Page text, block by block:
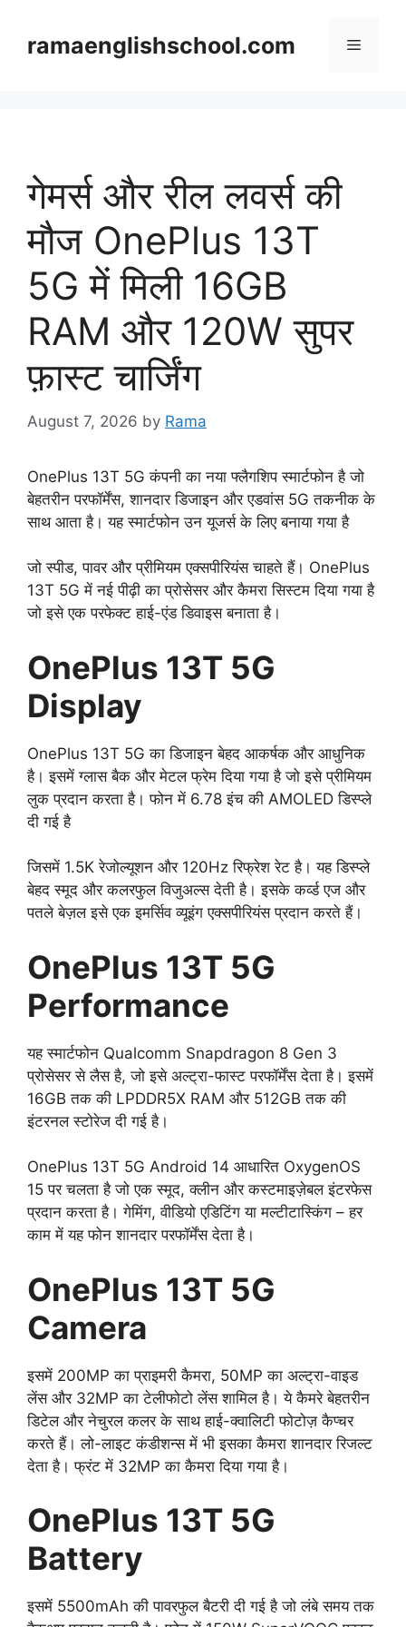
contentramaenglishschool.com Menu
गेमर्स और रील लवर्स की
मौज OnePlus 13T
5G में मिली 16GB
RAM और 120W सुपर
फ़ास्ट चार्जिंग
August 7, 2026 by Rama
OnePlus 13T 5G कंपनी का नया फ्लैगशिप स्मार्टफोन है जो
बेहतरीन परफॉर्मेंस, शानदार डिजाइन और एडवांस 5G तकनीक के
साथ आता है। यह स्मार्टफोन उन यूजर्स के लिए बनाया गया है
जो स्पीड, पावर और प्रीमियम एक्सपीरियंस चाहते हैं। OnePlus
13T 5G में नई पीढ़ी का प्रोसेसर और कैमरा सिस्टम दिया गया है
जो इसे एक परफेक्ट हाई-एंड डिवाइस बनाता है।
OnePlus 13T 5G
Display
OnePlus 13T 5G का डिजाइन बेहद आकर्षक और आधुनिक
है। इसमें ग्लास बैक और मेटल फ्रेम दिया गया है जो इसे प्रीमियम
लुक प्रदान करता है। फोन में 6.78 इंच की AMOLED डिस्प्ले
दी गई है
जिसमें 1.5K रेजोल्यूशन और 120Hz रिफ्रेश रेट है। यह डिस्प्ले
बेहद स्मूद और कलरफुल विजुअल्स देती है। इसके कर्व्ड एज और
पतले बेज़ल इसे एक इमर्सिव व्यूइंग एक्सपीरियंस प्रदान करते हैं।
OnePlus 13T 5G
Performance
यह स्मार्टफोन Qualcomm Snapdragon 8 Gen 3
प्रोसेसर से लैस है, जो इसे अल्ट्रा-फास्ट परफॉर्मेंस देता है। इसमें
16GB तक की LPDDR5X RAM और 512GB तक की
इंटरनल स्टोरेज दी गई है।
OnePlus 13T 5G Android 14 आधारित OxygenOS
15 पर चलता है जो एक स्मूद, क्लीन और कस्टमाइज़ेबल इंटरफेस
प्रदान करता है। गेमिंग, वीडियो एडिटिंग या मल्टीटास्किंग – हर
काम में यह फोन शानदार परफॉर्मेंस देता है।
OnePlus 13T 5G
Camera
इसमें 200MP का प्राइमरी कैमरा, 50MP का अल्ट्रा-वाइड
लेंस और 32MP का टेलीफोटो लेंस शामिल है। ये कैमरे बेहतरीन
डिटेल और नेचुरल कलर के साथ हाई-क्वालिटी फोटोज़ कैप्चर
करते हैं। लो-लाइट कंडीशन्स में भी इसका कैमरा शानदार रिजल्ट
देता है। फ्रंट में 32MP का कैमरा दिया गया है।
OnePlus 13T 5G
Battery
इसमें 5500mAh की पावरफुल बैटरी दी गई है जो लंबे समय तक